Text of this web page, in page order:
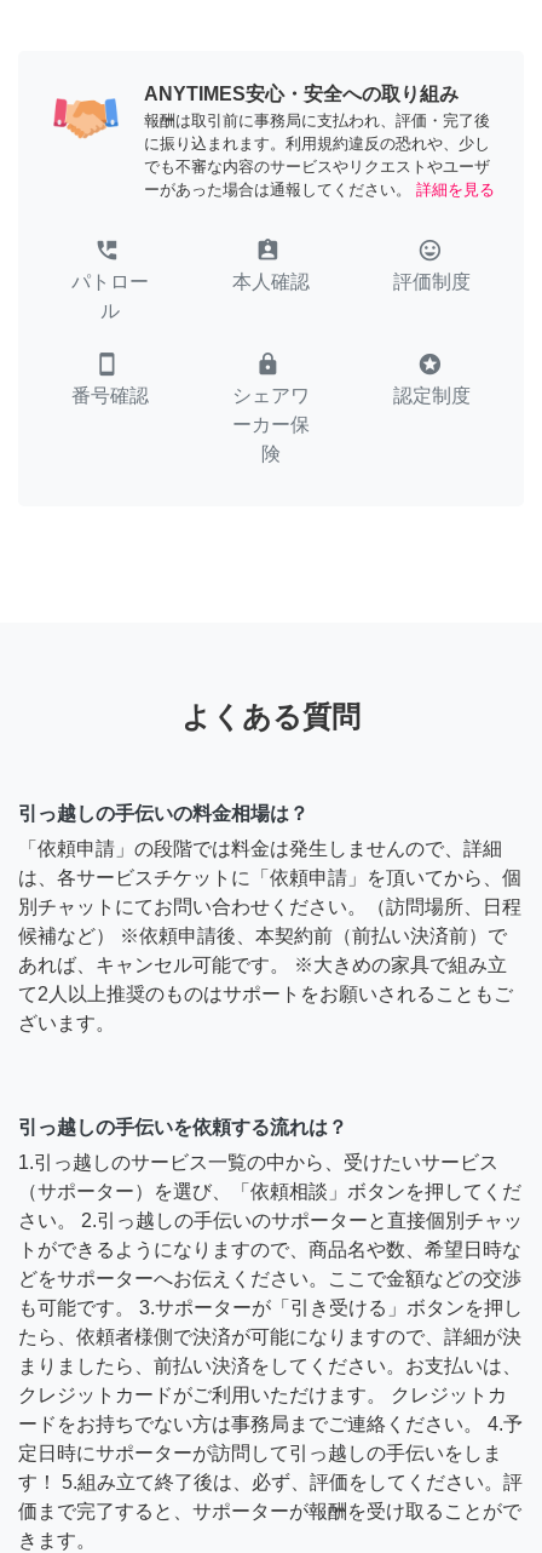
ANYTIMES安心・安全への取り組み
報酬は取引前に事務局に支払われ、評価・完了後
に振り込まれます。利用規約違反の恐れや、少し
でも不審な内容のサービスやリクエストやユーザ
ーがあった場合は通報してください。
詳細を見る
perm_phone_msg
パトロー
ル
assignment_ind
本人確認
tag_faces
評価制度
smartphone
番号確認
lock
シェアワ
ーカー保
険
stars
認定制度
よくある質問
引っ越しの手伝いの料金相場は？
「依頼申請」の段階では料金は発生しませんので、詳細
は、各サービスチケットに「依頼申請」を頂いてから、個
別チャットにてお問い合わせください。（訪問場所、日程
候補など） ※依頼申請後、本契約前（前払い決済前）で
あれば、キャンセル可能です。 ※大きめの家具で組み立
て2人以上推奨のものはサポートをお願いされることもご
ざいます。
引っ越しの手伝いを依頼する流れは？
1.引っ越しのサービス一覧の中から、受けたいサービス
（サポーター）を選び、「依頼相談」ボタンを押してくだ
さい。 2.引っ越しの手伝いのサポーターと直接個別チャッ
トができるようになりますので、商品名や数、希望日時な
どをサポーターへお伝えください。ここで金額などの交渉
も可能です。 3.サポーターが「引き受ける」ボタンを押し
たら、依頼者様側で決済が可能になりますので、詳細が決
まりましたら、前払い決済をしてください。お支払いは、
クレジットカードがご利用いただけます。 クレジットカ
ードをお持ちでない方は事務局までご連絡ください。 4.予
定日時にサポーターが訪問して引っ越しの手伝いをしま
す！ 5.組み立て終了後は、必ず、評価をしてください。評
価まで完了すると、サポーターが報酬を受け取ることがで
きます。